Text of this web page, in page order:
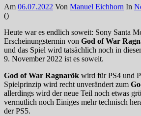
Am 06.07.2022 Von Manuel Eichhorn In
()
Heute war es endlich soweit: Sony Santa
Erscheinungstermin von God of War
und das Spiel wird tatsächlich noch in
9. November 2022 ist es soweit.
God of War Ragnarök wird für PS4 und
Spielprinzip wird recht unverändert zum
allerdings wird der neue Teil noch etwas
vermutlich noch Einiges mehr technisch
der PS5.